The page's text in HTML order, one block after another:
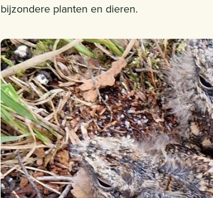
bijzondere planten en dieren.